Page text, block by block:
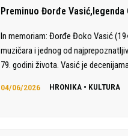
Preminuo Đorđe Vasić,legenda
In memoriam: Đorđe Đoko Vasić
muzičara i jednog od
79. godini života. Vasić je
04/06/2026 HRONIKA • KULTURA